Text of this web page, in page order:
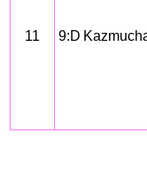
11 9:D